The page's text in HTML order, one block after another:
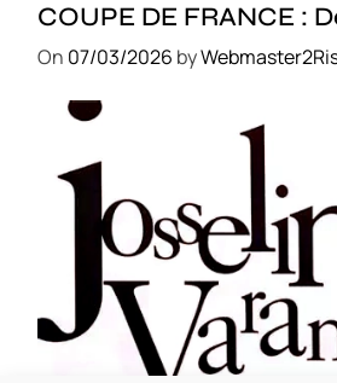
COUPE DE FRANCE :
On 07/03/2026 by